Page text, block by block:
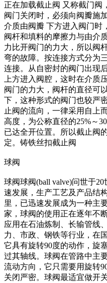
正在加载截止阀 又称截门阀
阀门关闭时，必须向阀瓣施
介质由阀瓣 下方进入阀门时
阀杆和填料的摩擦力与由介
力比开阀门的力大，所以阀
弯的故障。按连接方式分为
连接。从自密封的阀门出现
上方进入阀腔，这时在介质
阀门的力大，阀杆的直径可
下，这种形式的阀门也较严
止阀的流向，一律采用自上
高度，为公称直径的25%～
已达全开位置。所以截止阀
定。铸铁丝扣截止阀
球阀
球阀球阀(ball valve)问世于
速发展，生产工艺及产品结
里，已迅速发展成为一种主
家，球阀的使用正在逐年不
应用在石油炼制、长输管线
力、市政、钢铁等行业，在
它具有旋转90度的动作，旋
过其轴线。球阀在管路中主
流动方向，它只需要用旋转
关闭严密。球阀最适宜做开